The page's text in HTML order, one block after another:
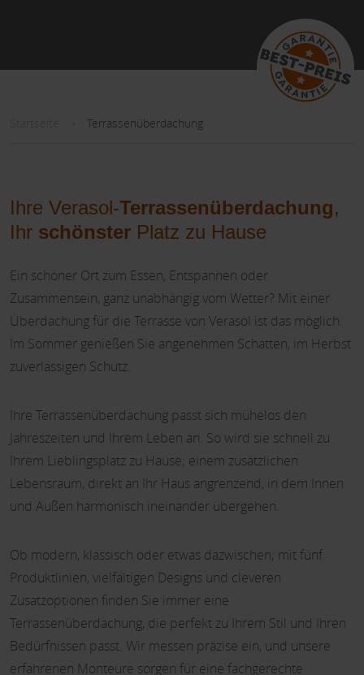
Terrassenüberdachung
Ihre Verasol-Terrassenüberdachung,
Ihr schönster Platz zu Hause
Ein schöner Ort zum Essen, Entspannen oder
Zusammensein, ganz unabhängig vom Wetter? Mit einer
Überdachung für die Terrasse von Verasol ist das möglich.
Im Sommer genießen Sie angenehmen Schatten, im Herbst
zuverlässigen Schutz.
Ihre Terrassenüberdachung passt sich mühelos den
Jahreszeiten und Ihrem Leben an. So wird sie schnell zu
Ihrem Lieblingsplatz zu Hause; einem zusätzlichen
Lebensraum, direkt an Ihr Haus angrenzend, in dem Innen
und Außen harmonisch ineinander übergehen.
Ob modern, klassisch oder etwas dazwischen; mit fünf
Produktlinien, vielfältigen Designs und cleveren
Zusatzoptionen finden Sie immer eine
Terrassenüberdachung, die perfekt zu Ihrem Stil und Ihren
Bedürfnissen passt. Wir messen präzise ein, und unsere
erfahrenen Monteure sorgen für eine fachgerechte